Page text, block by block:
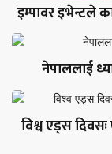
इम्पावर इभेन्टले
नेपाललाई
विश्व एड्स